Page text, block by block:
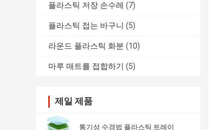
플라스틱 저장 손수레 (7)
플라스틱 접는 바구니 (5)
라운드 플라스틱 화분 (10)
마루 매트를 접합하기 (5)
제일 제품
통기성 수경법 플라스틱 트레이